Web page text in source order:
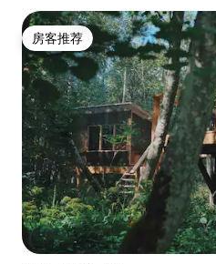
房客推荐
房客推荐